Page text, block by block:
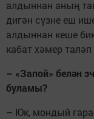
алдыннан аның
дигән сүзне еш
алдыннан кеше
кабат хәмер таләп
– «Запой» белән
буламы?
– Юк, мондый